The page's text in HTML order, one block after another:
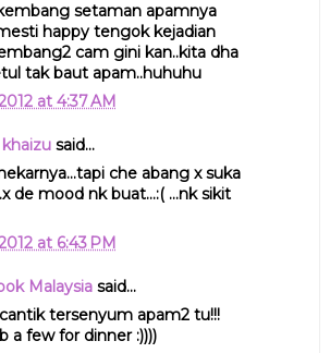
setaman apamnya
happy tengok kejadian
cam gini kan..kita dha
tak baut apam..huhuhu
at 4:37 AM
said...
che abang x suka
de mood nk buat...:( ...nk sikit
at 6:43 PM
Malaysiasaid...
tersenyum apam2 tu!!!
a few for dinner :))))